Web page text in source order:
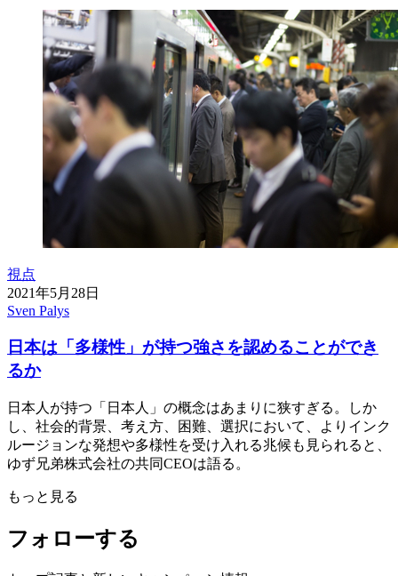
視点
2021年5月28日
Sven Palys
日本は「多様性」が持つ強さを認めることができ
るか
日本人が持つ「日本人」の概念はあまりに狭すぎる。しか
し、社会的背景、考え方、困難、選択において、よりインク
ルージョンな発想や多様性を受け入れる兆候も見られると、
ゆず兄弟株式会社の共同CEOは語る。
もっと見る
フォローする